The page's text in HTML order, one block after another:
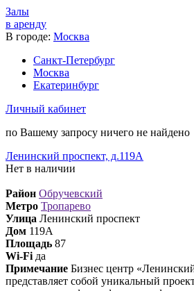
Залы
в аренду
В городе: Москва
Санкт-Петербург
Москва
Екатеринбург
Личный кабинет
по Вашему запросу ничего не найдено
Ленинский проспект, д.119А
Нет в наличии
Район Обручевский
Метро Тропарево
Улица Ленинский проспект
Дом 119А
Площадь 87
Wi-Fi да
Примечание Бизнес центр
представляет собой уникальный